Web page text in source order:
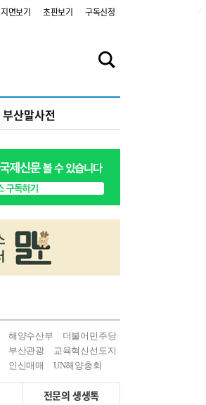
지면보기 초판보기 구독신청
부산말사전
해양수산부
더불어민주당
부산관광
교육혁신선도지
인신매매 UN해양총회
전문의 생생톡